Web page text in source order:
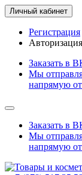
Личный кабинет
Регистрация
Авторизация
Заказать в
Мы
напрямую
Заказать в
Мы
напрямую